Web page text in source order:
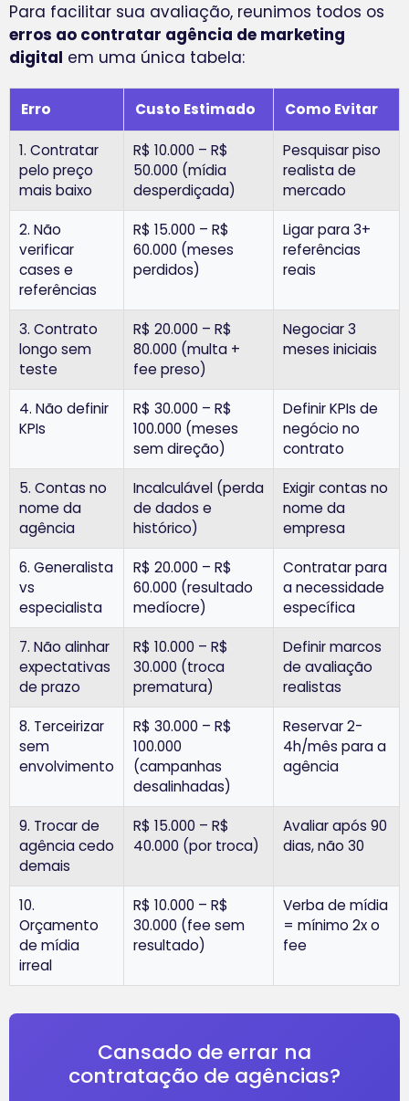
Para facilitar sua avaliação, reunimos todos os
erros ao contratar agência de marketing
digital em uma única tabela:
Erro Custo Estimado Como Evitar
1. Contratar
pelo preço
mais baixo
R$ 10.000 – R$
50.000 (mídia
desperdiçada)
Pesquisar piso
realista de
mercado
2. Não
verificar
cases e
referências
R$ 15.000 – R$
60.000 (meses
perdidos)
Ligar para 3+
referências
reais
3. Contrato
longo sem
teste
R$ 20.000 – R$
80.000 (multa +
fee preso)
Negociar 3
meses iniciais
4. Não definir
KPIs
R$ 30.000 – R$
100.000 (meses
sem direção)
Definir KPIs de
negócio no
contrato
5. Contas no
nome da
agência
Incalculável (perda
de dados e
histórico)
Exigir contas no
nome da
empresa
6. Generalista
vs
especialista
R$ 20.000 – R$
60.000 (resultado
medíocre)
Contratar para
a necessidade
específica
7. Não alinhar
expectativas
de prazo
R$ 10.000 – R$
30.000 (troca
prematura)
Definir marcos
de avaliação
realistas
8. Terceirizar
sem
envolvimento
R$ 30.000 – R$
100.000
(campanhas
desalinhadas)
Reservar 2-
4h/mês para a
agência
9. Trocar de
agência cedo
demais
R$ 15.000 – R$
40.000 (por troca)
Avaliar após 90
dias, não 30
10.
Orçamento
de mídia
irreal
R$ 10.000 – R$
30.000 (fee sem
resultado)
Verba de mídia
= mínimo 2x o
fee
Cansado de errar na
contratação de agências?